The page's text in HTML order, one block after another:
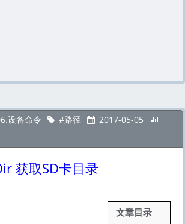
设备命令 路径
2017-05-05
获取SD卡目录
文章目录